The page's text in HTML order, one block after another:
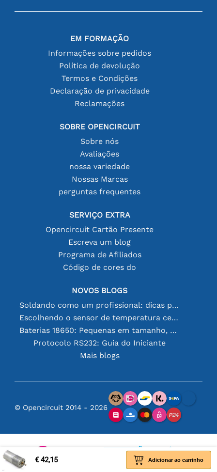
€ 42,15 Adicionar ao carrinho
EM FORMAÇÃO
Informações sobre pedidos
Política de devolução
Termos e Condições
Declaração de privacidade
Reclamações
SOBRE OPENCIRCUIT
Sobre nós
Avaliações
nossa variedade
Nossas Marcas
perguntas frequentes
SERVIÇO EXTRA
Opencircuit Cartão Presente
Escreva um blog
Programa de Afiliados
Código de cores do
NOVOS BLOGS
Soldando como um profissional: dicas para conexões eletrônicas perfeitas
Escolhendo o sensor de temperatura certo [youtube]
Baterias 18650: Pequenas em tamanho, grandes em desempenho
Protocolo RS232: Guia do Iniciante
Mais blogs
© Opencircuit 2014 - 2026